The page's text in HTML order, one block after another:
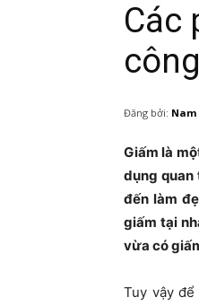
Các
Đăng bởi: Nam
Giấm là
dụng quan
đến làm
giấm tại
vừa có
Tuy vậy